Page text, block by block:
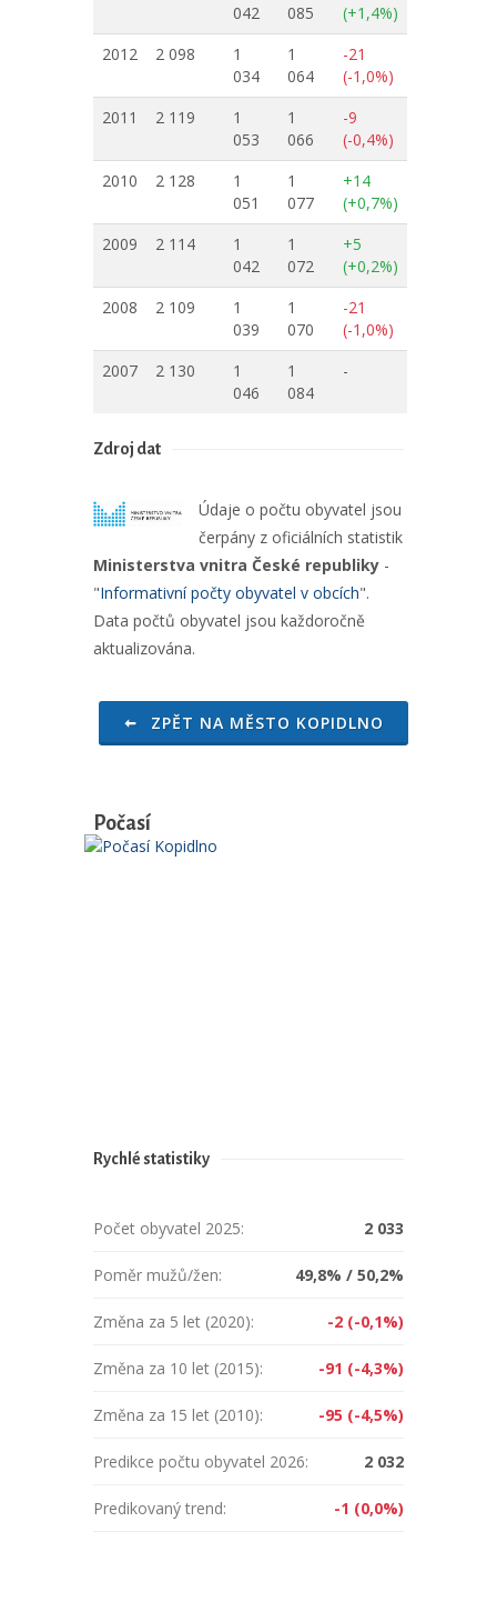
042
085
(+1,4%)
2012
2 098
1
034
1
064
-21
(-1,0%)
2011
2 119
1
053
1
066
-9
(-0,4%)
2010
2 128
1
051
1
077
+14
(+0,7%)
2009
2 114
1
042
1
072
+5
(+0,2%)
2008
2 109
1
039
1
070
-21
(-1,0%)
2007
2 130
1
046
1
084
-
Zdroj dat
Údaje o počtu obyvatel jsou
čerpány z oficiálních statistik
Ministerstva vnitra České republiky -
"Informativní počty obyvatel v obcích".
Data počtů obyvatel jsou každoročně
aktualizována.
ZPĚT NA MĚSTO KOPIDLNO
Počasí
Rychlé statistiky
Počet obyvatel 2025: 2 033
Poměr mužů/žen: 49,8% / 50,2%
Změna za 5 let (2020): -2 (-0,1%)
Změna za 10 let (2015): -91 (-4,3%)
Změna za 15 let (2010): -95 (-4,5%)
Predikce počtu obyvatel 2026: 2 032
Predikovaný trend: -1 (0,0%)